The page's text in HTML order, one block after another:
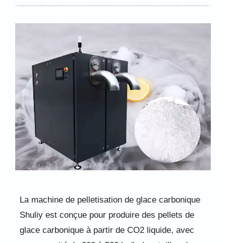
La machine de pelletisation de glace carbonique
Shuliy est conçue pour produire des pellets de
glace carbonique à partir de CO2 liquide, avec